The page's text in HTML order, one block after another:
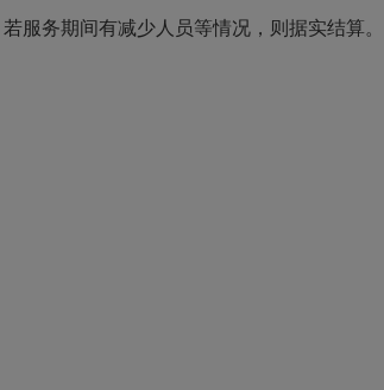
服务期间有减少人员等情况，则据实结算。